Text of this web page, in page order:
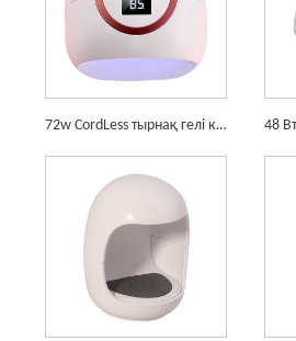
72w CordLess тырнақ гелі кептіргіш тырнақ машинасы ультракүлгін жарықдиодты